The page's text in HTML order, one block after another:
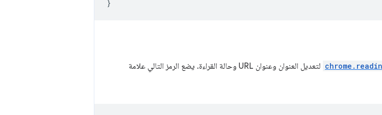
}
لتعديل العنوان وعنوان URL وحالة القراءة. يضع الرمز التالي علامة